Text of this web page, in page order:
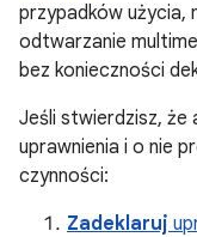
przypadków użycia,
odtwarzanie
bez konieczności
Jeśli stwierdzisz, że
uprawnienia i o nie
czynności:
Zadeklaruj